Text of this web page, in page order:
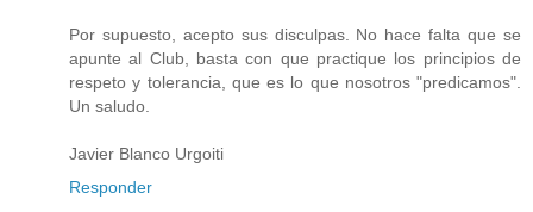
Por supuesto, acepto sus disculpas. No hace falta que se
apunte al Club, basta con que practique los principios de
respeto y tolerancia, que es lo que nosotros "predicamos".
Un saludo.
Javier Blanco Urgoiti
Responder